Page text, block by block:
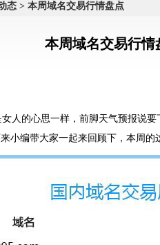
态 > 本周域名交易行情盘点
本周域名交易行情
人的心思一样，前脚天气预报说
小编带大家一起来回顾下，本周的